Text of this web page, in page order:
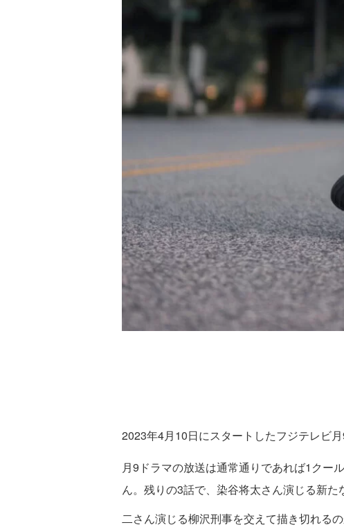
2023年4月10日にスタートしたフジテレビ
月9ドラマの放送は通常通りであれば1クー
ん。残りの3話で、染谷将太さん演じる新
二さん演じる柳沢刑事を交えて描き切れる